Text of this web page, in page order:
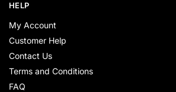
HELP
My Account
Customer Help
Contact Us
Terms and Conditions
FAQ